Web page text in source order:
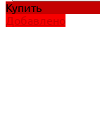
Купить
Добавлено